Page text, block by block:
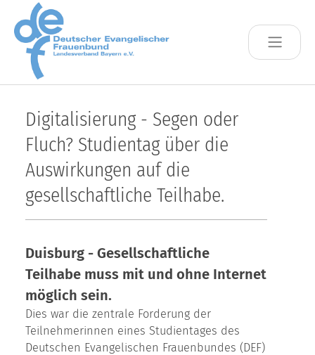
Skip to main content
Digitalisierung - Segen oder
Fluch? Studientag über die
Auswirkungen auf die
gesellschaftliche Teilhabe.
Duisburg - Gesellschaftliche
Teilhabe muss mit und ohne Internet
möglich sein.
Dies war die zentrale Forderung der
Teilnehmerinnen eines Studientages des
Deutschen Evangelischen Frauenbundes (DEF)